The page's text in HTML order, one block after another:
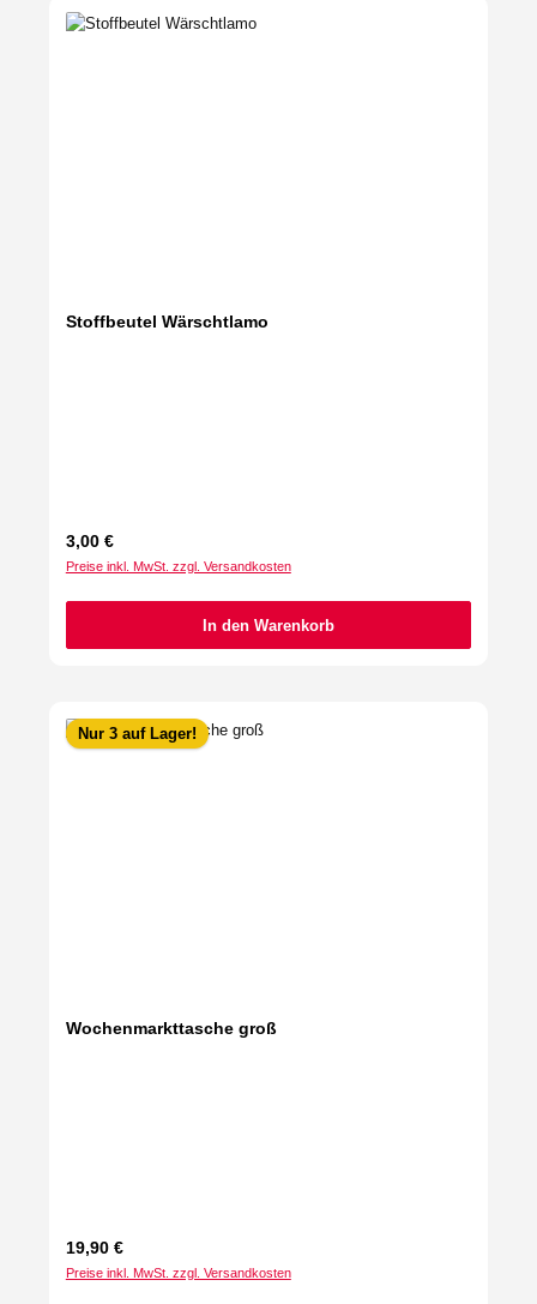
Stoffbeutel Wärschtlamo
Regulärer Preis:
3,00 €
Preise inkl. MwSt. zzgl. Versandkosten
In den Warenkorb
Nur 3 auf Lager!
Wochenmarkttasche groß
Regulärer Preis:
19,90 €
Preise inkl. MwSt. zzgl. Versandkosten